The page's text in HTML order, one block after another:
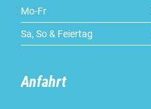
Mo-Fr
Sa, So & Feiertag
Anfahrt